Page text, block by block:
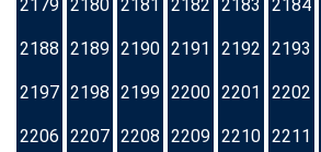
2179 2180 2181 2182 2183 2184
2188 2189 2190 2191 2192 2193
2197 2198 2199 2200 2201 2202
2206 2207 2208 2209 2210 2211